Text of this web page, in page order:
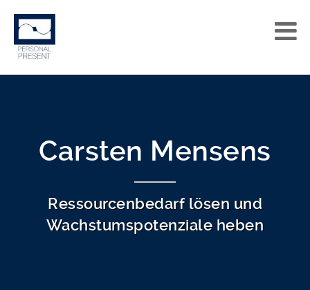
Carsten Mensens
Ressourcenbedarf lösen und
Wachstumspotenziale heben